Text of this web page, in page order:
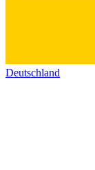
Deutschland